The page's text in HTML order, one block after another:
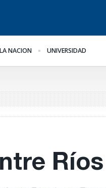
NACION UNIVERSIDAD
público y
Ríos